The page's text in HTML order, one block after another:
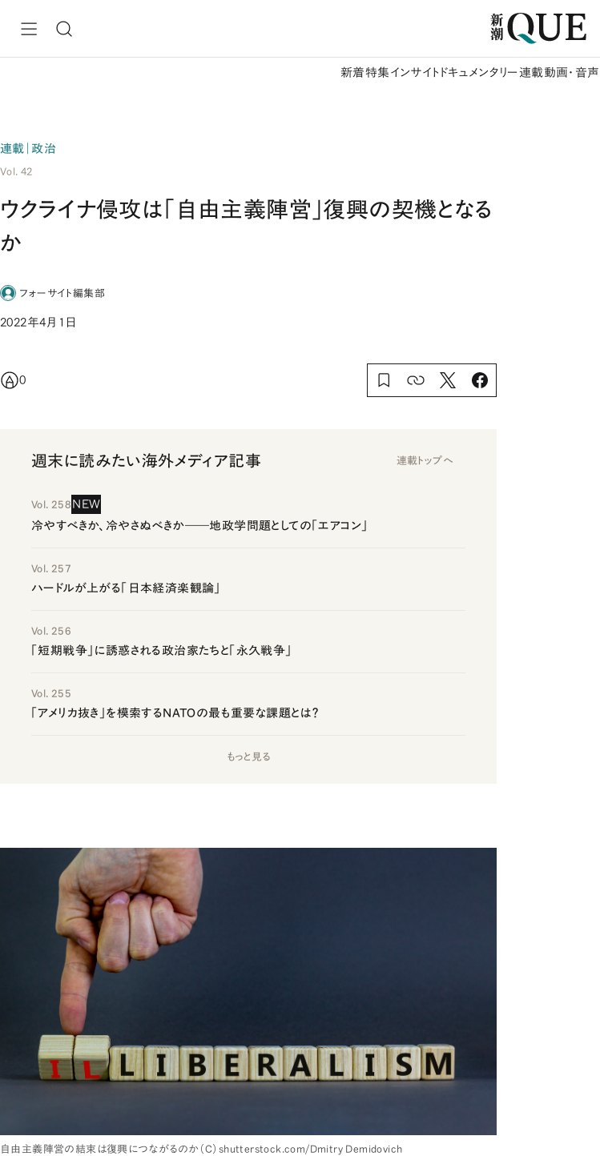
新着特集 インサイト ドキュメンタリー 連載動画・音声
連載｜政治
Vol. 42
ウクライナ侵攻は「自由主義陣営」復興の契機となる
か
フォーサイト編集部
2022年4月1日
0
週末に読みたい海外メディア記事 連載トップへ
Vol. 258 NEW
冷やすべきか、冷やさぬべきか――地政学問題としての「エアコン」
Vol. 257
ハードルが上がる「日本経済楽観論」
Vol. 256
「短期戦争」に誘惑される政治家たちと「永久戦争」
Vol. 255
「アメリカ抜き」を模索するNATOの最も重要な課題とは？
もっと見る
自由主義陣営の結束は復興につながるのか（C）shutterstock.com/Dmitry Demidovich